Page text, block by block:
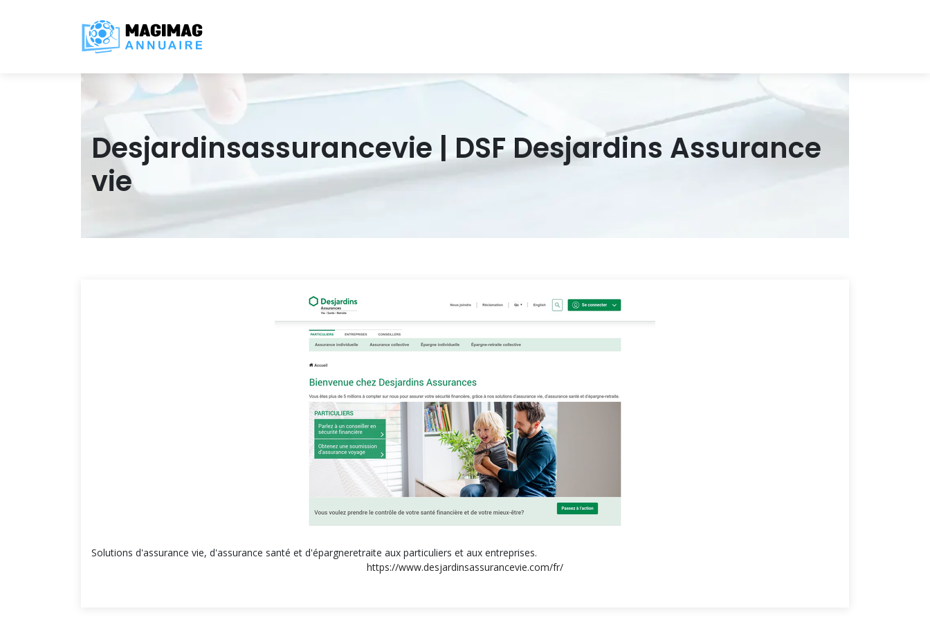
Des­jardinsassuran­ce­vie | DSF Desjardins Assurance
vie
Solutions d'assurance vie, d'assurance santé et d'épargneretraite aux particuliers et aux entreprises.
https://www.desjardinsassurancevie.com/fr/